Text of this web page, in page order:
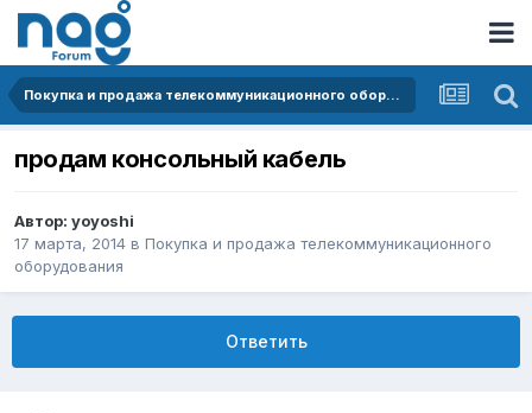
Покупка и продажа телекоммуникационного оборудования
продам консольный кабель
Автор: yoyoshi
17 марта, 2014 в Покупка и продажа телекоммуникационного
оборудования
Ответить